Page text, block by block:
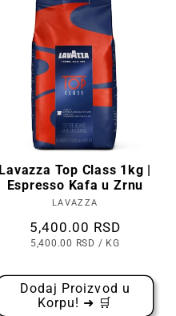
Lavazza Top Class 1kg |
Espresso Kafa u Zrnu
Prodavac:
LAVAZZA
Cena
5,400.00 RSD
CENA
5,400.00 RSD / PO
KG
Dodaj Proizvod u
Korpu! ➜ 🛒